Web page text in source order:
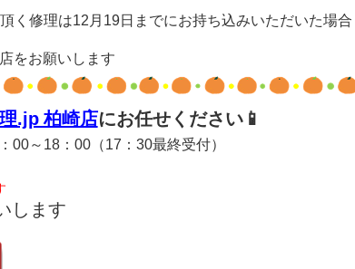
く修理は12月19日までにお持ち込みいただいた場合
をお願いします
.jp 柏崎店にお任せください📱
00～18：00（17：30最終受付）
します